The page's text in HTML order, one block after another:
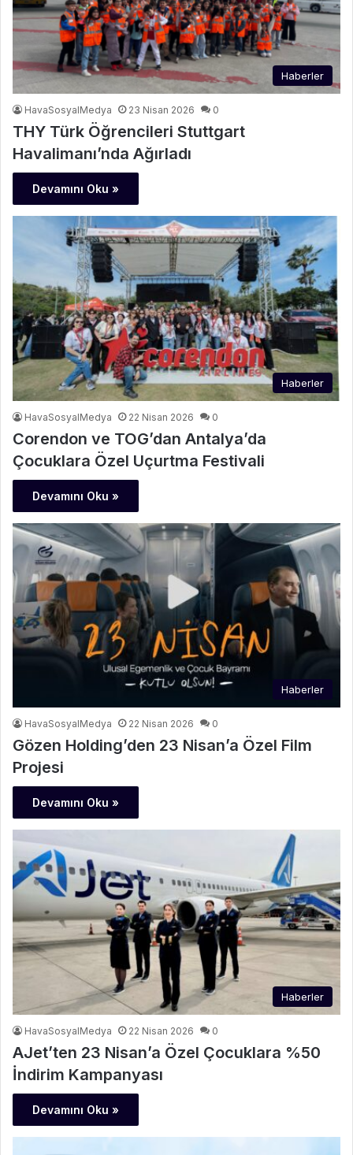
Haberler
HavaSosyalMedya 23 Nisan 2026 0
THY Türk Öğrencileri Stuttgart
Havalimanı’nda Ağırladı
Devamını Oku »
Haberler
HavaSosyalMedya 22 Nisan 2026 0
Corendon ve TOG’dan Antalya’da
Çocuklara Özel Uçurtma Festivali
Devamını Oku »
Haberler
HavaSosyalMedya 22 Nisan 2026 0
Gözen Holding’den 23 Nisan’a Özel Film
Projesi
Devamını Oku »
Haberler
HavaSosyalMedya 22 Nisan 2026 0
AJet’ten 23 Nisan’a Özel Çocuklara %50
İndirim Kampanyası
Devamını Oku »